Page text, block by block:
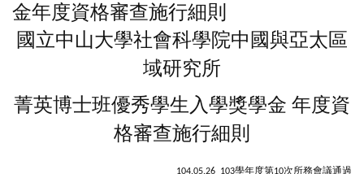
金年度資格審查施行細則
國立中山大學社會科學院中國與亞太區
域研究所
菁英博士班優秀學生入學獎學金 年度資
格審查施行細則
104.05.26 103學年度第10次所務會議通過